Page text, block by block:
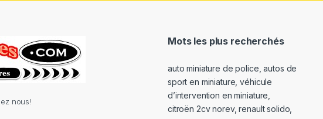
nous!
Mots les plus recherchés
auto miniature de police ,autos de
sport en miniature ,véhicule
d’intervention en miniature
citroën 2cv norev,renault solido